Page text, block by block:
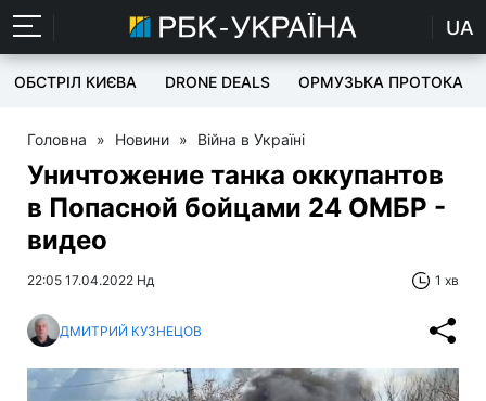
UA
ОБСТРІЛ КИЄВА DRONE DEALS ОРМУЗЬКА ПРОТОКА
Головна » Новини » Війна в Україні
Уничтожение танка оккупантов
в Попасной бойцами 24 ОМБР -
видео
22:05 17.04.2022 Нд 1 хв
ДМИТРИЙ КУЗНЕЦОВ